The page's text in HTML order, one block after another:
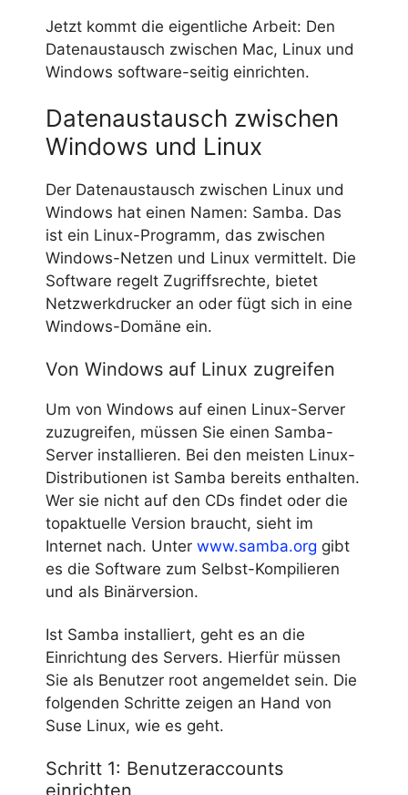
Jetzt kommt die eigentliche Arbeit: Den
Datenaustausch zwischen Mac, Linux und
Windows software-seitig einrichten.
Datenaustausch zwischen
Windows und Linux
Der Datenaustausch zwischen Linux und
Windows hat einen Namen: Samba. Das
ist ein Linux-Programm, das zwischen
Windows-Netzen und Linux vermittelt. Die
Software regelt Zugriffsrechte, bietet
Netzwerkdrucker an oder fügt sich in eine
Windows-Domäne ein.
Von Windows auf Linux zugreifen
Um von Windows auf einen Linux-Server
zuzugreifen, müssen Sie einen Samba-
Server installieren. Bei den meisten Linux-
Distributionen ist Samba bereits enthalten.
Wer sie nicht auf den CDs findet oder die
topaktuelle Version braucht, sieht im
Internet nach. Unter www.samba.org gibt
es die Software zum Selbst-Kompilieren
und als Binärversion.
Ist Samba installiert, geht es an die
Einrichtung des Servers. Hierfür müssen
Sie als Benutzer root angemeldet sein. Die
folgenden Schritte zeigen an Hand von
Suse Linux, wie es geht.
Schritt 1: Benutzeraccounts
einrichten